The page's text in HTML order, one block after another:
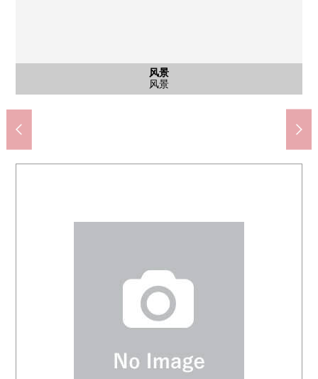
风景
风景
客厅
客厅
公共汽车
公共汽车
洗脸
洗脸
厕所
厕所
厨房
厨房
室内
室内
客厅
客厅
西式房间
室内
卧室
室内
厨房
厨房
门口
门口
客厅
客厅
外观
外观
入口
入口
共有部分
大厅
风景
来自阳台的风景
风景
来自阳台的风景